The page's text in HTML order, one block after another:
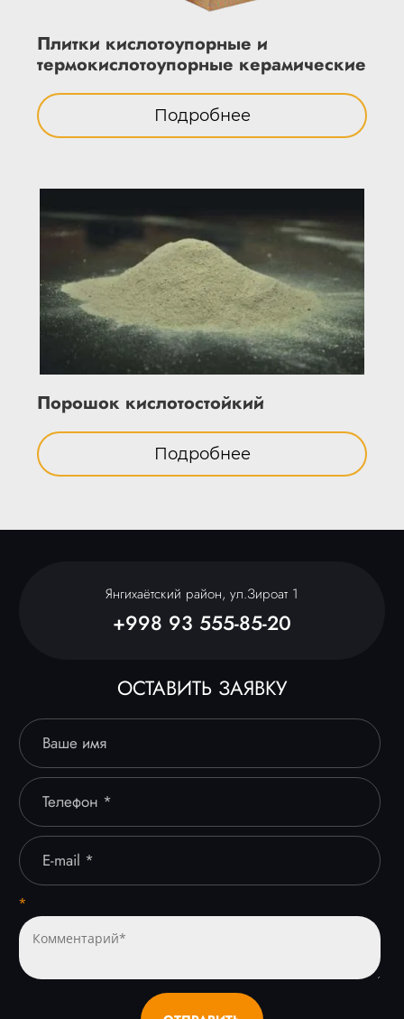
Плитки кислотоупорные и
термокислотоупорные керамические
Подробнее
Порошок кислотостойкий
Подробнее
Янгихаётский район, ул.Зироат 1
+998 93 555-85-20
ОСТАВИТЬ ЗАЯВКУ
*